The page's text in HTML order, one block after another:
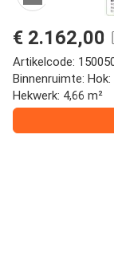
€ 2.162,00
Artikelcode:
Binnenruimte: Hok:
Hekwerk: 4,66 m²